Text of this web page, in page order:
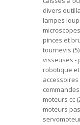
divers
lampes
pinces et
tournevis 5
visseuses -
robotique
moteurs cc
moteurs